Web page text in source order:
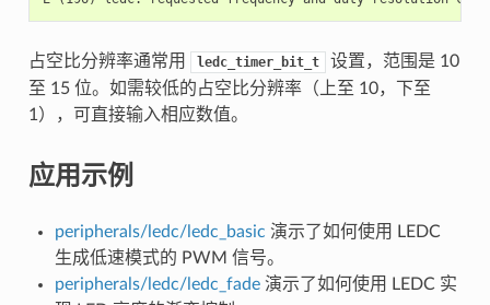
占空比分辨率通常用 ledc_timer_bit_t
设置，范围是 10
至 15 位。如需较低的占空比分辨率（上至 10，下至
1），可直接输入相应数值。
应用示例
peripherals/ledc/ledc_basic 演示了如何使用 LEDC
生成低速模式的 PWM 信号。
peripherals/ledc/ledc_fade演示了如何使用 LEDC 实